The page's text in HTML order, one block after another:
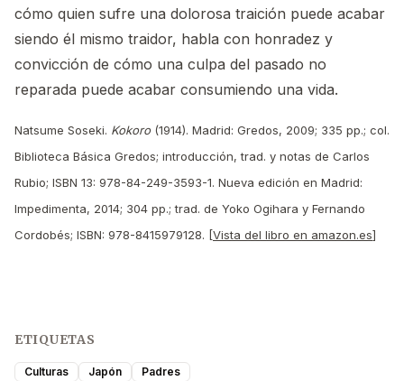
cómo quien sufre una dolorosa traición puede acabar
siendo él mismo traidor, habla con honradez y
convicción de cómo una culpa del pasado no
reparada puede acabar consumiendo una vida.
Natsume Soseki. Kokoro(1914). Madrid: Gredos, 2009; 335 pp.; col.
Biblioteca Básica Gredos; introducción, trad. y notas de Carlos
Rubio; ISBN 13: 978-84-249-3593-1. Nueva edición en Madrid:
Impedimenta, 2014; 304 pp.; trad. de Yoko Ogihara y Fernando
Cordobés; ISBN: 978-8415979128. [Vista del libro en amazon.es]
ETIQUETAS
Culturas Japón Padres